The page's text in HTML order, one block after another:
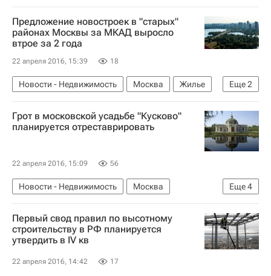
Дольщики
Россия
Предложение новостроек в "старых"
районах Москвы за МКАД выросло
втрое за 2 года
22 апреля 2016, 15:39 18
Еще2
Новости - Недвижимость Москва
Жилье
Новостройки
Россия
Грот в московской усадьбе "Кусково"
планируется отреставрировать
22 апреля 2016, 15:09 56
Еще4
Новости - Недвижимость
Москва
Реставрация
Усадьба
Судьба парка "Кусково" в Москве
Россия
Первый свод правил по высотному
строительству в РФ планируется
утвердить в IV кв
22 апреля 2016, 14:42 17